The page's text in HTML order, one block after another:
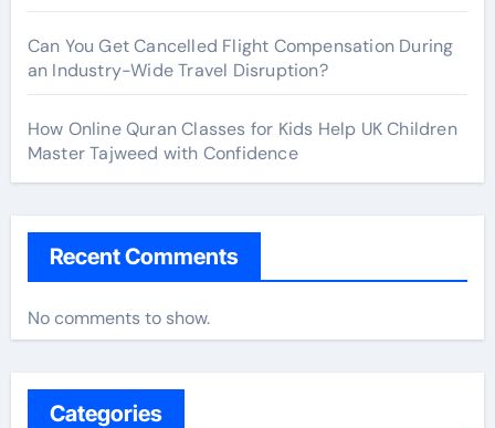
Can You Get Cancelled Flight Compensation During
an Industry-Wide Travel Disruption?
How Online Quran Classes for Kids Help UK Children
Master Tajweed with Confidence
Recent Comments
No comments to show.
Categories